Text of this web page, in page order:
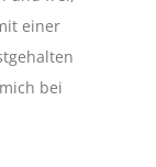
einer
bei